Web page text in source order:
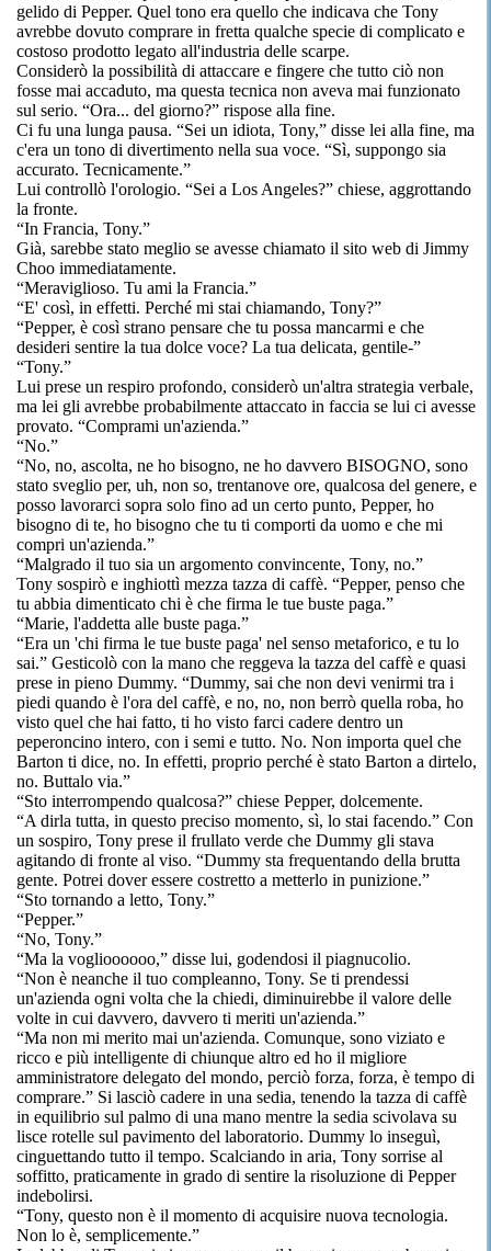
gelido di Pepper. Quel tono era quello che indicava che Tony
avrebbe dovuto comprare in fretta qualche specie di complicato e
costoso prodotto legato all'industria delle scarpe.
Considerò la possibilità di attaccare e fingere che tutto ciò non
fosse mai accaduto, ma questa tecnica non aveva mai funzionato
sul serio. “Ora... del giorno?” rispose alla fine.
Ci fu una lunga pausa. “Sei un idiota, Tony,” disse lei alla fine, ma
c'era un tono di divertimento nella sua voce. “Sì, suppongo sia
accurato. Tecnicamente.”
Lui controllò l'orologio. “Sei a Los Angeles?” chiese, aggrottando
la fronte.
“In Francia, Tony.”
Già, sarebbe stato meglio se avesse chiamato il sito web di Jimmy
Choo immediatamente.
“Meraviglioso. Tu ami la Francia.”
“E' così, in effetti. Perché mi stai chiamando, Tony?”
“Pepper, è così strano pensare che tu possa mancarmi e che
desideri sentire la tua dolce voce? La tua delicata, gentile-”
“Tony.”
Lui prese un respiro profondo, considerò un'altra strategia verbale,
ma lei gli avrebbe probabilmente attaccato in faccia se lui ci avesse
provato. “Comprami un'azienda.”
“No.”
“No, no, ascolta, ne ho bisogno, ne ho davvero BISOGNO, sono
stato sveglio per, uh, non so, trentanove ore, qualcosa del genere, e
posso lavorarci sopra solo fino ad un certo punto, Pepper, ho
bisogno di te, ho bisogno che tu ti comporti da uomo e che mi
compri un'azienda.”
“Malgrado il tuo sia un argomento convincente, Tony, no.”
Tony sospirò e inghiottì mezza tazza di caffè. “Pepper, penso che
tu abbia dimenticato chi è che firma le tue buste paga.”
“Marie, l'addetta alle buste paga.”
“Era un 'chi firma le tue buste paga' nel senso metaforico, e tu lo
sai.” Gesticolò con la mano che reggeva la tazza del caffè e quasi
prese in pieno Dummy. “Dummy, sai che non devi venirmi tra i
piedi quando è l'ora del caffè, e no, no, non berrò quella roba, ho
visto quel che hai fatto, ti ho visto farci cadere dentro un
peperoncino intero, con i semi e tutto. No. Non importa quel che
Barton ti dice, no. In effetti, proprio perché è stato Barton a dirtelo,
no. Buttalo via.”
“Sto interrompendo qualcosa?” chiese Pepper, dolcemente.
“A dirla tutta, in questo preciso momento, sì, lo stai facendo.” Con
un sospiro, Tony prese il frullato verde che Dummy gli stava
agitando di fronte al viso. “Dummy sta frequentando della brutta
gente. Potrei dover essere costretto a metterlo in punizione.”
“Sto tornando a letto, Tony.”
“Pepper.”
“No, Tony.”
“Ma la voglioooooo,” disse lui, godendosi il piagnucolio.
“Non è neanche il tuo compleanno, Tony. Se ti prendessi
un'azienda ogni volta che la chiedi, diminuirebbe il valore delle
volte in cui davvero, davvero ti meriti un'azienda.”
“Ma non mi merito mai un'azienda. Comunque, sono viziato e
ricco e più intelligente di chiunque altro ed ho il migliore
amministratore delegato del mondo, perciò forza, forza, è tempo di
comprare.” Si lasciò cadere in una sedia, tenendo la tazza di caffè
in equilibrio sul palmo di una mano mentre la sedia scivolava su
lisce rotelle sul pavimento del laboratorio. Dummy lo inseguì,
cinguettando tutto il tempo. Scalciando in aria, Tony sorrise al
soffitto, praticamente in grado di sentire la risoluzione di Pepper
indebolirsi.
“Tony, questo non è il momento di acquisire nuova tecnologia.
Non lo è, semplicemente.”